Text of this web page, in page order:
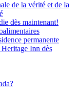
de la vérité et de la
dès maintenant!
permanente
Inn dès